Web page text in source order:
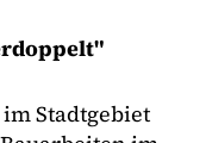
Stadtgebiet